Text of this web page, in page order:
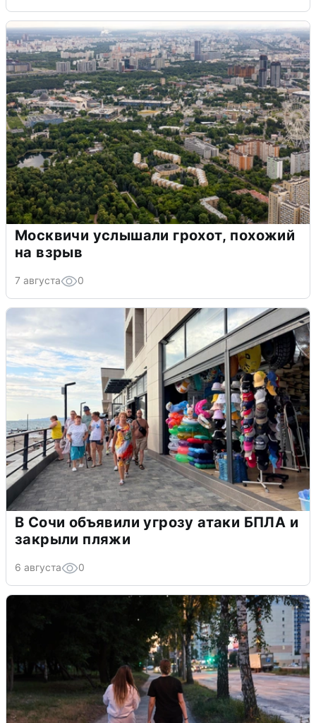
Москвичи услышали грохот, похожий
на взрыв
7 августа 0
В Сочи объявили угрозу атаки БПЛА и
закрыли пляжи
6 августа 0